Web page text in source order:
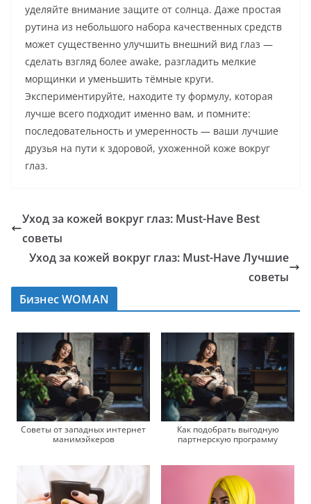
уделяйте внимание защите от солнца. Даже простая
рутина из небольшого набора качественных средств
может существенно улучшить внешний вид глаз —
сделать взгляд более awake, разгладить мелкие
морщинки и уменьшить тёмные круги.
Экспериментируйте, находите ту формулу, которая
лучше всего подходит именно вам, и помните:
последовательность и умеренность — ваши лучшие
друзья на пути к здоровой, ухоженной коже вокруг
глаз.
Уход за кожей вокруг глаз: Must-Have Best
советы
Уход за кожей вокруг глаз: Must-Have Лучшие
советы
Бизнес WOMAN
Советы от западных интернет
манимэйкеров
Как подобрать выгодную
партнерскую программу